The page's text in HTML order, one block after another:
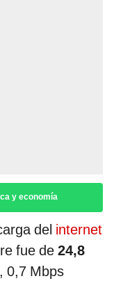
y economía
del internet
fue de 24,8
0,7 Mbps